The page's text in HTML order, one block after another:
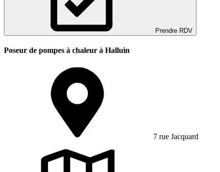
Prendre RDV
Poseur de pompes à chaleur à Halluin
7 rue Jacquard